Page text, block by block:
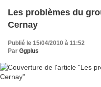
Les problèmes du
Cernay
Publié le 15/04/2010 à 11:52
Par Ggplus